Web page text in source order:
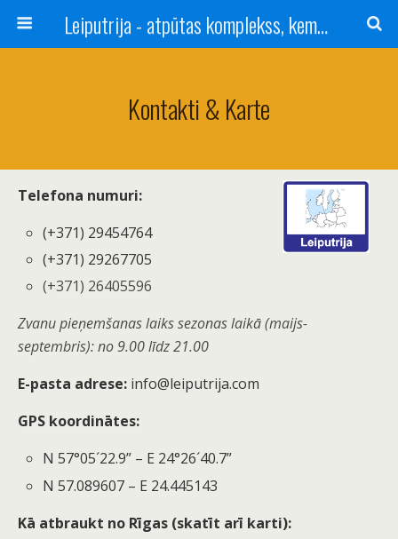
Leiputrija - atpūtas komplekss, kempings, viesu nams pie Rīgas / Camping, caravan site, bed and breakfast near Riga / Camping, caravanas, bungalows Letonia / Campingplatz, Caravanpark, Zimmer in Lettland / Kемпинг и гостевой дом к Риги
Kontakti & Karte
Тelefona numuri:
(+371) 29454764
(+371) 29267705
(+371) 26405596
Zvanu pieņemšanas laiks sezonas laikā (maijs-
septembris): no 9.00 līdz 21.00
E-pasta adrese: info@leiputrija.com
GPS koordinātes:
N 57°05´22.9” – E 24°26´40.7”
N 57.089607 – E 24.445143
Kā atbraukt no Rīgas (skatīt arī karti):